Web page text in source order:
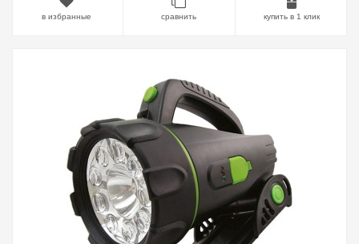
в избранные сравнить купить в 1 клик